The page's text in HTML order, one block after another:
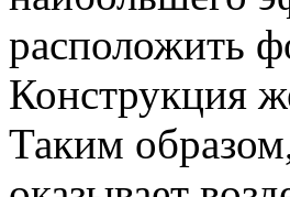
расположить
Конструкция
Таким